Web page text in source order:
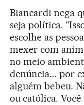
Biancardi nega
seja política.
escolhe as
mexer com
no meio
denúncia... por
alguém bebeu.
ou católica. Você